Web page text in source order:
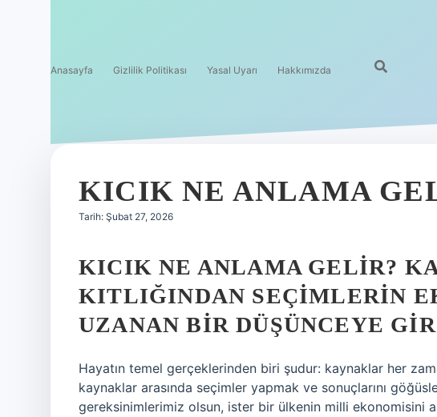
Anasayfa Gizlilik Politikası Yasal Uyarı Hakkımızda
KICIK NE ANLAMA
Tarih: Şubat 27, 2026
KICIK NE ANLAMA GELIR?
KITLIĞINDAN SEÇIMLERIN
UZANAN BIR DÜŞÜNCEYE
Hayatın temel gerçeklerinden biri şudur: kaynaklar her
kaynaklar arasında seçimler yapmak ve sonuçlarını
gereksinimlerimiz olsun, ister bir ülkenin milli ekonomisini